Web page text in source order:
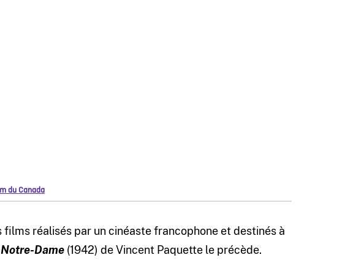
du Canada
films réalisés par un cinéaste francophone et destinés à
Dame(1942) de Vincent Paquette le précède.